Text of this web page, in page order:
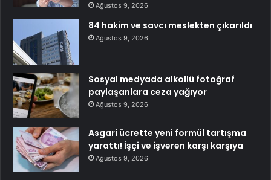
Ağustos 9, 2026
84 hakim ve savcı meslekten çıkarıldı
Ağustos 9, 2026
Sosyal medyada alkollü fotoğraf
paylaşanlara ceza yağıyor
Ağustos 9, 2026
Asgari ücrette yeni formül tartışma
yarattı! İşçi ve işveren karşı karşıya
Ağustos 9, 2026